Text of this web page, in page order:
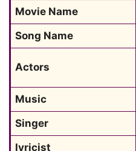
Movie Name
Song Name
Actors
Music
Singer
lyricist